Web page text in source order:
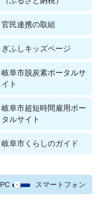
官民連携の取組
ぎふしキッズページ
岐阜市脱炭素ポータルサ
イト
岐阜市超短時間雇用ポー
タルサイト
岐阜市くらしのガイド
PC スマートフォン